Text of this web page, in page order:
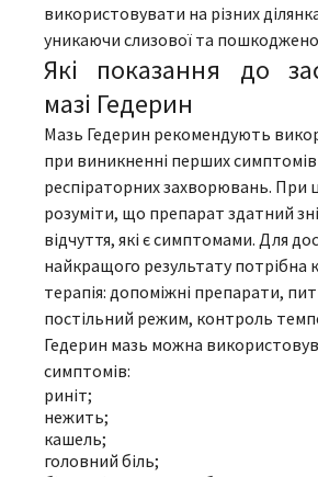
використовувати на різних
уникаючи слизової та
Які показання до
мазі Гедерин
Мазь Гедерин рекомендують
при виникненні перших
респіраторних захворювань. При
розуміти, що препарат здатний
відчуття, які є симптомами. Для
найкращого результату потрібна
терапія: допоміжні препарати,
постільний режим, контроль
Гедерин мазь можна
симптомів:
риніт;
нежить;
кашель;
головний біль;